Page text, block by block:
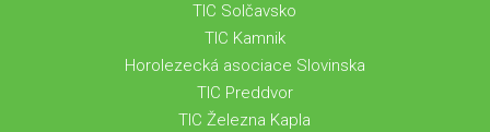
TIC Solčavsko
TIC Kamnik
Horolezecká asociace Slovinska
TIC Preddvor
TIC Železna Kapla